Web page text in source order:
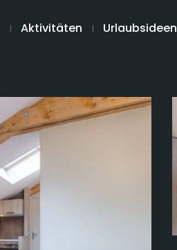
Aktivitäten Urlaubsideen